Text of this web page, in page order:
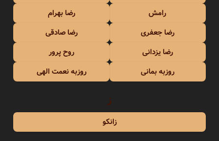
رامش
رضا بهرام
رضا جعفری
رضا صادقی
رضا یزدانی
روح پرور
روزبه بمانی
روزبه نعمت الهی
ز
زانکو